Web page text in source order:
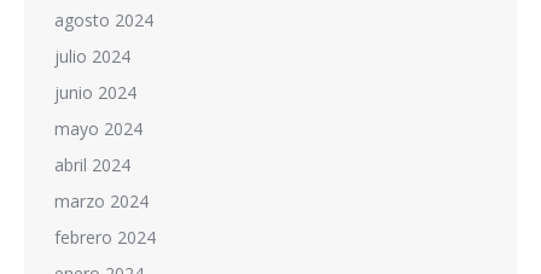
agosto 2024
julio 2024
junio 2024
mayo 2024
abril 2024
marzo 2024
febrero 2024